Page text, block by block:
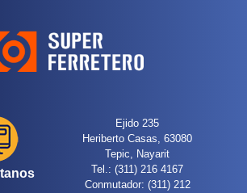
Ejido 235
Heriberto Casas, 63080
Tepic, Nayarit
Tel.: (311) 216 4167
Conmutador: (311) 212